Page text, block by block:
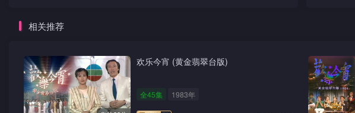
相关推荐
欢乐今宵 (黄金翡翠台版)
全45集 1983年